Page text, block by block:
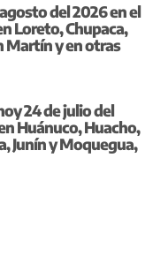
del 2026 en el
Loreto, Chupaca,
Martín y en otras
24 de julio del
Huánuco, Huacho,
Junín y Moquegua,